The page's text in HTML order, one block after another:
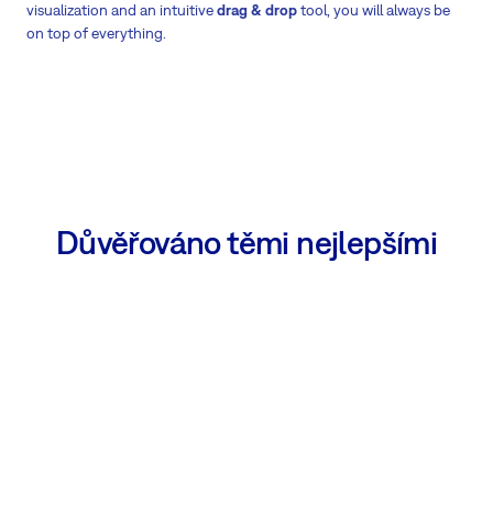
visualization and an intuitivedrag & droptool, you will always be
on top of everything.
Důvěřováno těmi nejlepšími